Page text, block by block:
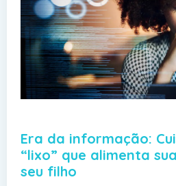
Era da informação:
“lixo” que alimenta
seu filho